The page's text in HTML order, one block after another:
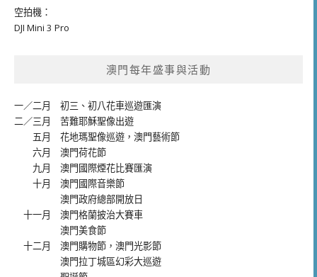
空拍機：
DJI Mini 3 Pro
澳門每年盛事與活動
一／二月 初三、初八花車巡遊匯演
二／三月 苦難耶穌聖像出遊
五月 花地瑪聖像巡遊 ， 澳門藝術節
六月 澳門荷花節
九月 澳門國際煙花比賽匯演
十月 澳門國際音樂節
澳門政府總部開放日
十一月 澳門格蘭披治大賽車
澳門美食節
十二月 澳門購物節 ， 澳門光影節
澳門拉丁城區幻彩大巡遊